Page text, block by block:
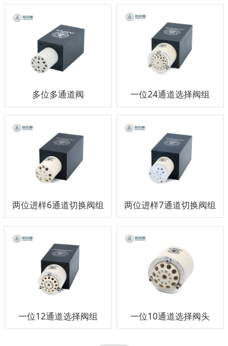
多位多通道阀 一位24通道选择阀组
两位进样6通道切换阀组 两位进样7通道切换阀组
一位12通道选择阀组 一位10通道选择阀头